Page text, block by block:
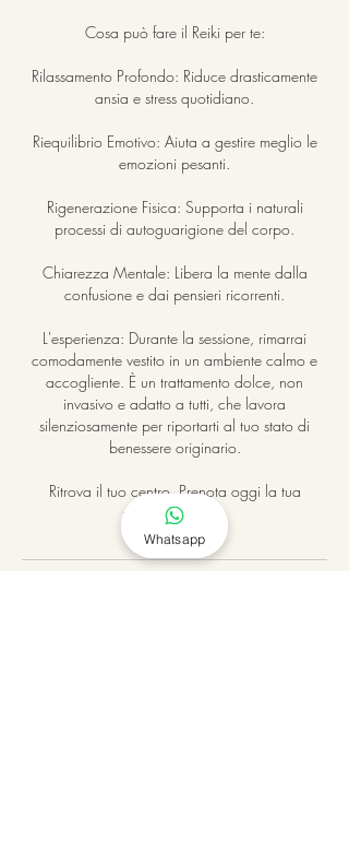
Cosa può fare il Reiki per te:
Rilassamento Profondo: Riduce drasticamente
ansia e stress quotidiano.
Riequilibrio Emotivo: Aiuta a gestire meglio le
emozioni pesanti.
Rigenerazione Fisica: Supporta i naturali
processi di autoguarigione del corpo.
Chiarezza Mentale: Libera la mente dalla
confusione e dai pensieri ricorrenti.
L'esperienza: Durante la sessione, rimarrai
comodamente vestito in un ambiente calmo e
accogliente. È un trattamento dolce, non
invasivo e adatto a tutti, che lavora
silenziosamente per riportarti al tuo stato di
benessere originario.
Ritrova il tuo centro. Prenota oggi la tua
sessione di Reiki.
Whatsapp